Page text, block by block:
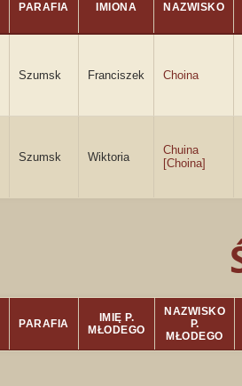
PARAFIA IMIONA NAZWISKO
Szumsk Franciszek Choina
Szumsk Wiktoria
Chuina
[Choina]
PARAFIA
IMIĘ P.
MŁODEGO
NAZWISKO
P.
MŁODEGO